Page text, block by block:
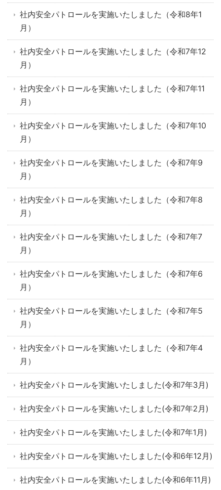
社内安全パトロールを実施いたしました（令和8年1
月）
社内安全パトロールを実施いたしました（令和7年12
月）
社内安全パトロールを実施いたしました（令和7年11
月）
社内安全パトロールを実施いたしました（令和7年10
月）
社内安全パトロールを実施いたしました（令和7年9
月）
社内安全パトロールを実施いたしました（令和7年8
月）
社内安全パトロールを実施いたしました（令和7年7
月）
社内安全パトロールを実施いたしました（令和7年6
月）
社内安全パトロールを実施いたしました（令和7年5
月）
社内安全パトロールを実施いたしました（令和7年4
月）
社内安全パトロールを実施いたしました(令和7年3月)
社内安全パトロールを実施いたしました(令和7年2月)
社内安全パトロールを実施いたしました(令和7年1月)
社内安全パトロールを実施いたしました(令和6年12月)
社内安全パトロールを実施いたしました(令和6年11月)